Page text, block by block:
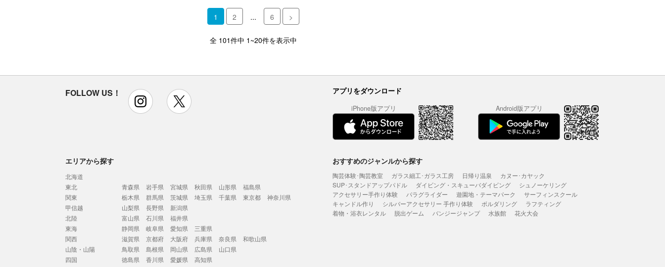
1 2 ... 6 >
全 101件中 1~20件を表示中
FOLLOW US！ instagram アプリをダウンロード
iPhone版アプリ Android版アプリ
エリアから探す
北海道
東北
青森県 岩手県 宮城県 秋田県 山形県
福島県
関東
栃木県 群馬県 茨城県 埼玉県 千葉県 東京都
神奈川県
甲信越
山梨県 長野県
新潟県
北陸
富山県 石川県
福井県
東海
静岡県 岐阜県 愛知県
三重県
関西
滋賀県 京都府 大阪府 兵庫県 奈良県
和歌山県
山陰・山陽
鳥取県 島根県 岡山県 広島県
山口県
四国
徳島県 香川県 愛媛県
高知県
おすすめのジャンルから探す
陶芸体験･陶芸教室 ガラス細工･ガラス工房 日帰り温泉
カヌー･カヤック
SUP･スタンドアップパドル
ダイビング・スキューバダイビング
シュノーケリング
アクセサリー手作り体験
パラグライダー 遊園地・テーマパーク
サーフィンスクール
キャンドル作り
シルバーアクセサリー 手作り体験 ボルダリング
ラフティング
着物・浴衣レンタル
脱出ゲーム バンジージャンプ 水族館 花火大会